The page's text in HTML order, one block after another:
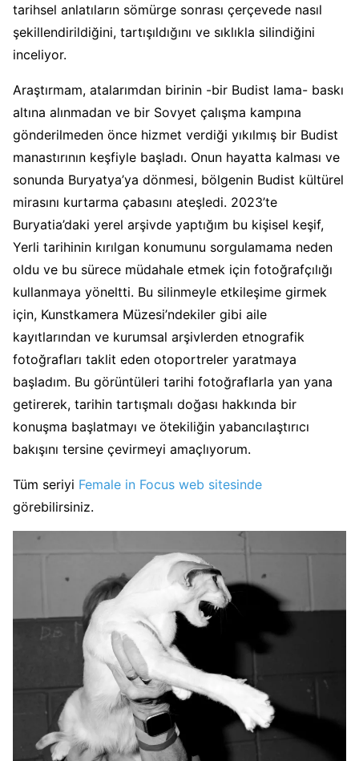
tarihsel anlatıların sömürge sonrası çerçevede nasıl
şekillendirildiğini, tartışıldığını ve sıklıkla silindiğini
inceliyor.
Araştırmam, atalarımdan birinin -bir Budist lama- baskı
altına alınmadan ve bir Sovyet çalışma kampına
gönderilmeden önce hizmet verdiği yıkılmış bir Budist
manastırının keşfiyle başladı. Onun hayatta kalması ve
sonunda Buryatya’ya dönmesi, bölgenin Budist kültürel
mirasını kurtarma çabasını ateşledi. 2023’te
Buryatia’daki yerel arşivde yaptığım bu kişisel keşif,
Yerli tarihinin kırılgan konumunu sorgulamama neden
oldu ve bu sürece müdahale etmek için fotoğrafçılığı
kullanmaya yöneltti. Bu silinmeyle etkileşime girmek
için, Kunstkamera Müzesi’ndekiler gibi aile
kayıtlarından ve kurumsal arşivlerden etnografik
fotoğrafları taklit eden otoportreler yaratmaya
başladım. Bu görüntüleri tarihi fotoğraflarla yan yana
getirerek, tarihin tartışmalı doğası hakkında bir
konuşma başlatmayı ve ötekiliğin yabancılaştırıcı
bakışını tersine çevirmeyi amaçlıyorum.
Tüm seriyi Female in Focus web sitesinde
görebilirsiniz.